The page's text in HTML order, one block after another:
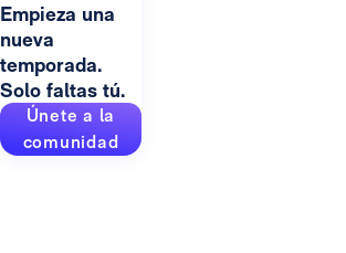
Empieza una
nueva
temporada.
Solo faltas tú.
Únete a la
comunidad